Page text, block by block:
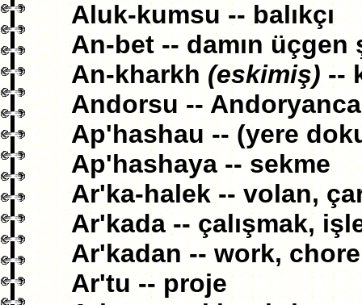
Aluk-kumsu -- balıkçı
An-bet -- damın
An-kharkh (eskimiş) --
Andorsu --
Ap'hashau -- (yere
Ap'hashaya -- sekme
Ar'ka-halek -- volan,
Ar'kada -- çalışmak,
Ar'kadan -- work,
Ar'tu -- proje